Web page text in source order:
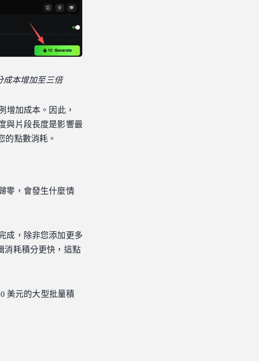
成本增加至三倍
增加成本。因此，
與片段長度是影響最
的點數消耗。
零，會發生什麼情
成，除非您添加更多
消耗積分更快，這點
美元的大型批量積